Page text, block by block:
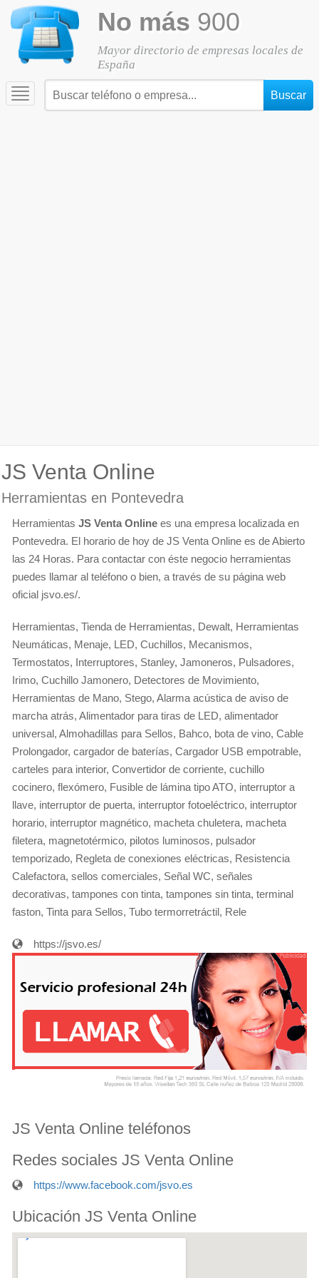
No más 900
Mayor directorio de empresas locales de
España
Toggle
navigation
JS Venta Online
Herramientas en Pontevedra
Herramientas JS Venta Online es una empresa localizada en
Pontevedra. El horario de hoy de JS Venta Online es de Abierto
las 24 Horas. Para contactar con éste negocio herramientas
puedes llamar al teléfono o bien, a través de su página web
oficial jsvo.es/.
Herramientas, Tienda de Herramientas, Dewalt, Herramientas
Neumáticas, Menaje, LED, Cuchillos, Mecanismos,
Termostatos, Interruptores, Stanley, Jamoneros, Pulsadores,
Irimo, Cuchillo Jamonero, Detectores de Movimiento,
Herramientas de Mano, Stego, Alarma acústica de aviso de
marcha atrás, Alimentador para tiras de LED, alimentador
universal, Almohadillas para Sellos, Bahco, bota de vino, Cable
Prolongador, cargador de baterías, Cargador USB empotrable,
carteles para interior, Convertidor de corriente, cuchillo
cocinero, flexómero, Fusible de lámina tipo ATO, interruptor a
llave, interruptor de puerta, interruptor fotoeléctrico, interruptor
horario, interruptor magnético, macheta chuletera, macheta
filetera, magnetotérmico, pilotos luminosos, pulsador
temporizado, Regleta de conexiones eléctricas, Resistencia
Calefactora, sellos comerciales, Señal WC, señales
decorativas, tampones con tinta, tampones sin tinta, terminal
faston, Tinta para Sellos, Tubo termorretráctil, Rele
https://jsvo.es/
JS Venta Online teléfonos
Redes sociales JS Venta Online
https://www.facebook.com/jsvo.es
Ubicación JS Venta Online